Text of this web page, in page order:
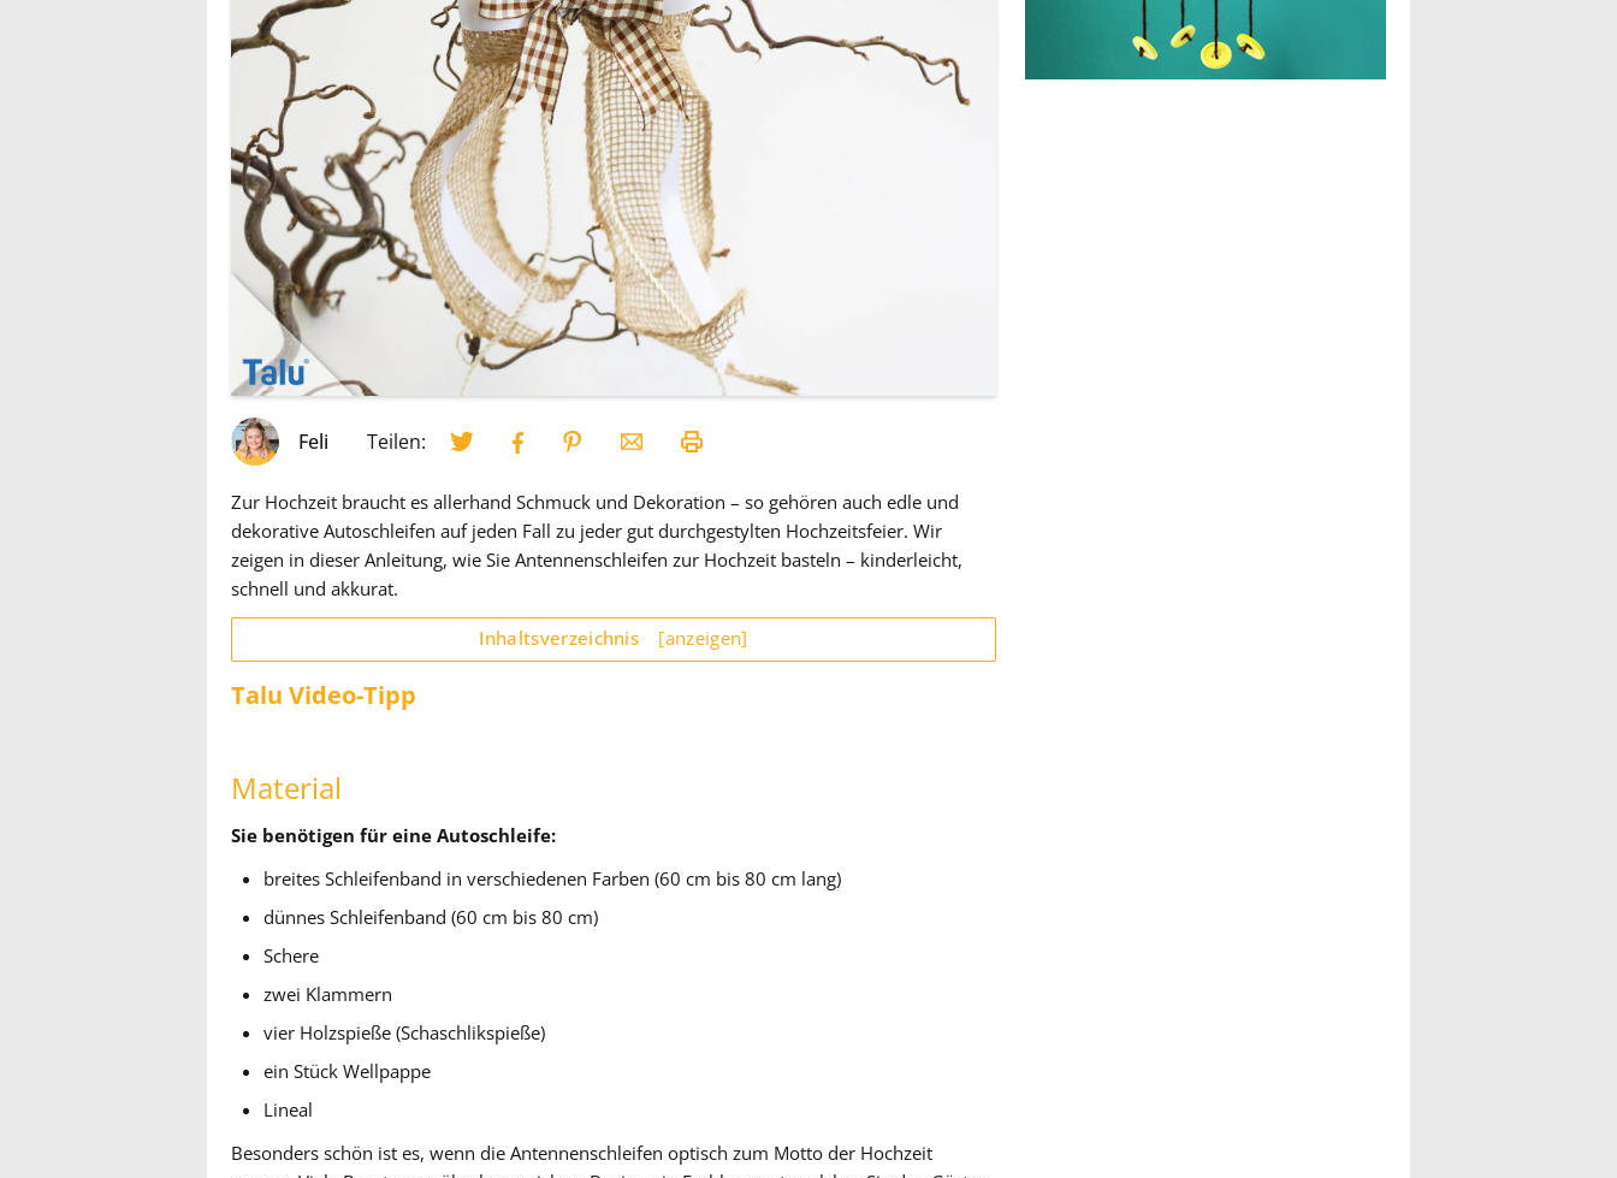
Feli Teilen:
Zur Hochzeit braucht es allerhand Schmuck und Dekoration – so gehören auch edle und
dekorative Autoschleifen auf jeden Fall zu jeder gut durchgestylten Hochzeitsfeier. Wir
zeigen in dieser Anleitung, wie Sie Antennenschleifen zur Hochzeit basteln – kinderleicht,
schnell und akkurat.
Inhaltsverzeichnis [anzeigen]
Talu Video-Tipp
Material
Sie benötigen für eine Autoschleife:
breites Schleifenband in verschiedenen Farben (60 cm bis 80 cm lang)
dünnes Schleifenband (60 cm bis 80 cm)
Schere
zwei Klammern
vier Holzspieße (Schaschlikspieße)
ein Stück Wellpappe
Lineal
Besonders schön ist es, wenn die Antennenschleifen optisch zum Motto der Hochzeit